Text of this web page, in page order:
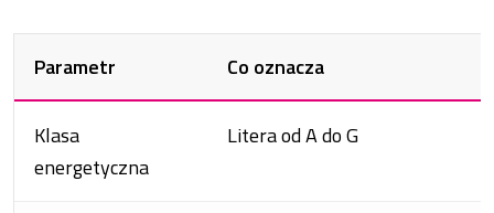
Parametr Co oznacza
Klasa
energetyczna
Litera od A do G